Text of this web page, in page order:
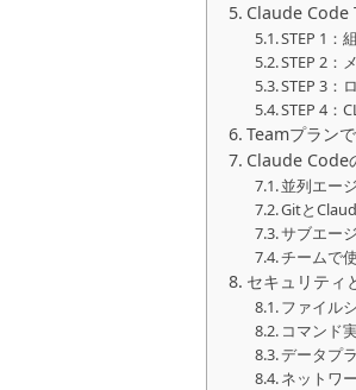
Claude Code
STEP 1：
STEP 2：
STEP 3：
STEP 4：
Teamプラン
Claude Code
並列エー
Gitと
サブエー
チームで
セキュリティ
ファイル
コマンド
データプ
ネットワ